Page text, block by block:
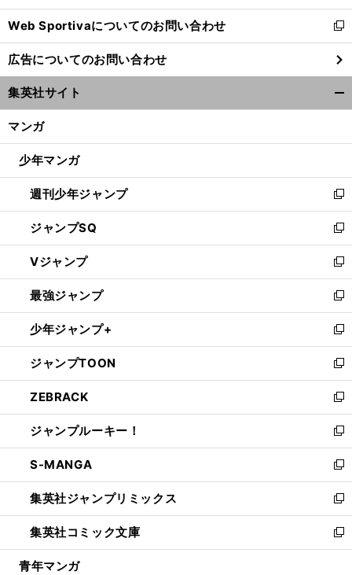
開
く
Web Sportivaについてのお問い合わせ
新
し
い
ウ
ィ
ン
ウ
開
く
広告についてのお問い合わせ
集英社サイト
マンガ
少年マンガ
週刊少年ジャンプ
新
し
い
ウ
ィ
ン
ド
ウ
で
開
く
ジャンプSQ
新
し
い
ウ
ィ
ン
ド
ウ
で
開
く
Vジャンプ
新
し
い
ウ
ィ
ン
ド
ウ
で
開
く
最強ジャンプ
新
し
い
ウ
ィ
ン
ド
ウ
で
開
く
少年ジャンプ+
新
し
い
ウ
ィ
ン
ド
ウ
で
開
く
ジャンプTOON
新
し
い
ウ
ィ
ン
ド
ウ
で
開
く
ZEBRACK
新
し
い
ウ
ィ
ン
ド
ウ
で
開
ジャンプルーキー！
新
し
い
ウ
ィ
ン
ド
ウ
S-MANGA
新
し
い
ウ
ィ
ン
集英社ジャンプリミックス
新
し
い
ウ
集英社コミック文庫
新
し
青年マンガ